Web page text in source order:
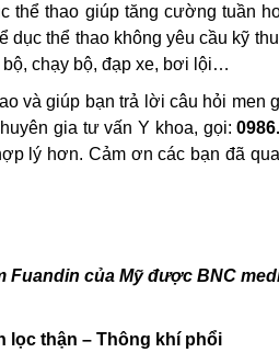
thể thao giúp tăng cường tuần
thể thao không yêu cầu kỹ
chạy bộ, đạp xe, bơi lội…
và giúp bạn trả lời câu hỏi men
gia tư vấn Y khoa, gọi:
lý hơn. Cảm ơn các bạn đã
của Mỹ được BNC
lọc thận – Thông khí phổi